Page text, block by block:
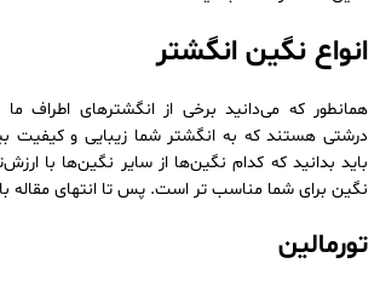
انواع نگین انگشتر
همانطور که می‌دانید برخی از انگشترهای اطراف
درشتی هستند که به انگشتر شما زیبایی و کیفیت
باید بدانید که کدام نگین‌ها از سایر نگین‌ها با
نگین برای شما مناسب تر است. پس تا انتهای مقاله
تورمالین